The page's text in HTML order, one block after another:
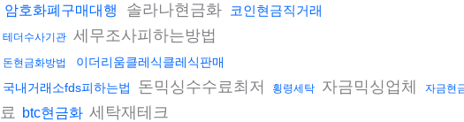
암호화폐구매대행 솔라나현금화 코인현금직거래
테더수사기관 세무조사피하는방법
돈현금화방법
이더리움클레식클레식판매
국내거래소fds피하는법
돈믹싱수수료최저 횡령세탁 자금믹싱업체 자금현
료 btc현금화 세탁재테크